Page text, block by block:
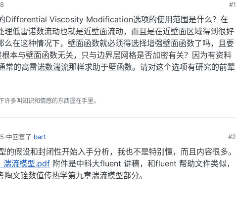
#1
Differential Viscosity Modification选项的使用范围是什么？在
理低雷诺数流动也就是近壁面流动，而且是在近壁面区域得到很好
么在这种情况下，壁面函数就必须得选择增强壁面函数了吗，且要
本与壁面函数无关，只与边界层网格是否加密有关？因为有资料
常的高雷诺数湍流那样求助于壁函数。请对这个选项有研究的前辈
多叫知识和情感的东西握在手里。
中回复了 bart #2
的假设和封闭性开始入手分析，我也不是特别懂，而且内容很多。
湍流模型.pdf 附件是中科大fluent 讲稿，和fluent 帮助文件类似，
文铨数值传热学第九章湍流模型部分。